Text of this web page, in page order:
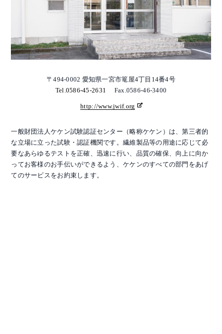
〒494-0002 愛知県一宮市篭屋4丁目14番4号
Tel.0586-45-2631
Fax.0586-46-3400
http://www.jwif.org
一般財団法人ケケン試験認証センター（略称ケケン）は、第三者的
な立場に立った試験・認証機関です。繊維製品等の用途に応じて必
要なあらゆるテストを正確、迅速に行い、品質の確保、向上に向か
ってお客様のお手伝いができるよう、ケケンのすべての部門をあげ
てのサービスをお約束します。